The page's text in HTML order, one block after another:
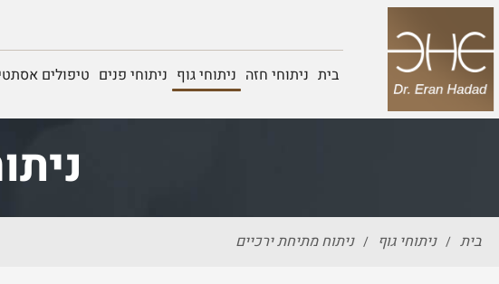
בית ניתוחי חזה ניתוחי גוף ניתוחי פנים טיפולים
בית / ניתוחי גוף / ניתוח מתיחת ירכיים